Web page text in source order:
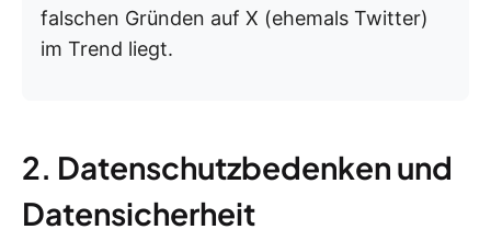
falschen Gründen auf X (ehemals Twitter)
im Trend liegt.
2. Datenschutzbedenken und
Datensicherheit